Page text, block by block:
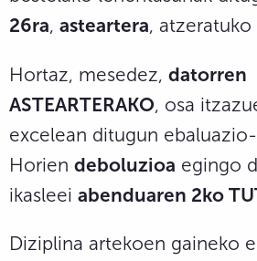
26ra, asteartera, atzeratuko
Hortaz, mesedez, datorren
ASTEARTERAKO, osa
excelean ditugun
Horien deboluzioa egingo
ikasleei abenduaren 2ko
Diziplina artekoen gaineko